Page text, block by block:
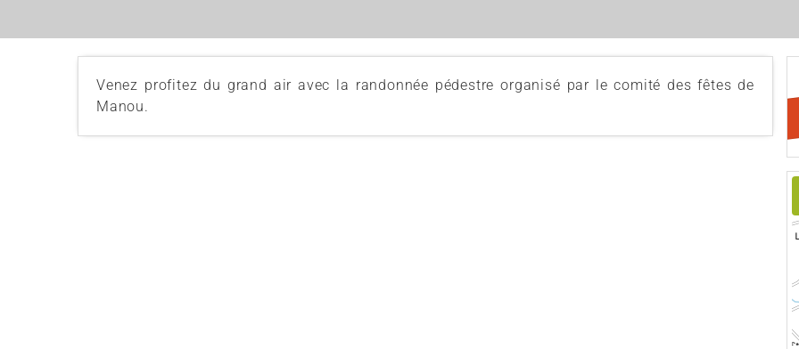
Venez profitez du grand air avec la randonnée pédestre organisé par le comité des fêtes de
Manou.